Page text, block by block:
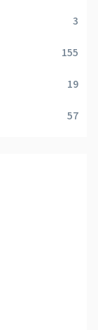
3
155
19
57